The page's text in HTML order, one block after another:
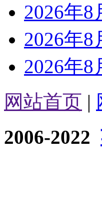
2026年8
2026年8
2026年8
网站首页 |
2006-2022